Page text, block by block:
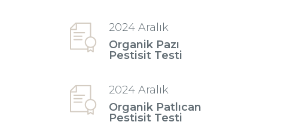
2024 Aralık
Organik Pazı
Pestisit Testi
2024 Aralık
Organik Patlıcan
Pestisit Testi